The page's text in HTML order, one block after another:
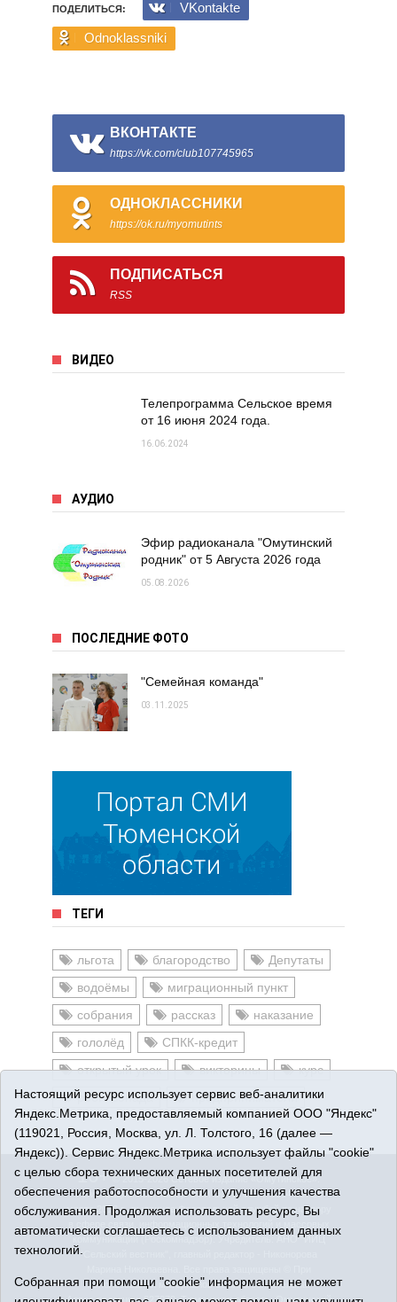
ПОДЕЛИТЬСЯ:
VKontakte
Odnoklassniki
ВКОНТАКТЕ
https://vk.com/club107745965
ОДНОКЛАССНИКИ
https://ok.ru/myomutints
ПОДПИСАТЬСЯ
RSS
ВИДЕО
Телепрограмма Сельское время
от 16 июня 2024 года.
16.06.2024
АУДИО
Эфир радиоканала "Омутинский
родник" от 5 Августа 2026 года
05.08.2026
ПОСЛЕДНИЕ ФОТО
"Семейная команда"
03.11.2025
ТЕГИ
льгота благородство
Депутаты
водоёмы
миграционный пункт
собрания
рассказ
наказание
гололёд
СПКК-кредит
открытый урок
викторины
курс
робинзонада
предприниматели
16+© 2015-2026 Сетевое издание «Омутинское».
Регистрационный номер СМИ Эл № ФС77-65144 от 28
марта 2016 г., выданное Федеральной службой по надзору
коммуникаций (Роскомнадзор). Учредитель: АНО "ИИЦ
"Сельский вестник", главный редактор - Никонорова
использовании материалов ссылка обязательна.
Адрес редакции: 627070, Тюменская область, Омутинский
Настоящий ресурс использует сервис веб-аналитики
Яндекс.Метрика, предоставляемый компанией ООО "Яндекс"
(119021, Россия, Москва, ул. Л. Толстого, 16 (далее —
Яндекс)). Сервис Яндекс.Метрика использует файлы "cookie"
с целью сбора технических данных посетителей для
обеспечения работоспособности и улучшения качества
обслуживания. Продолжая использовать ресурс, Вы
автоматически соглашаетесь с использованием данных
технологий.
Собранная при помощи "cookie" информация не может